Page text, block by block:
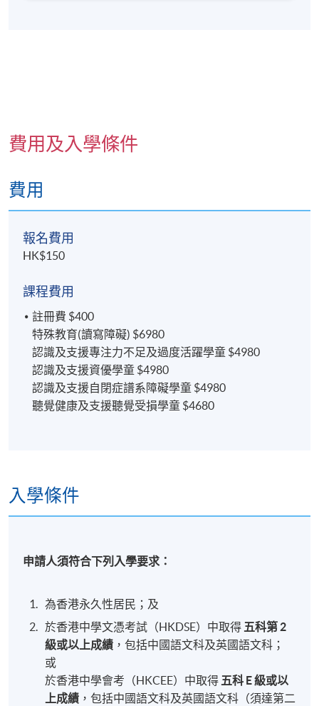
費用及入學條件
費用
報名費用
HK$150
課程費用
註冊費 $400
特殊教育(讀寫障礙) $6980
認識及支援專注力不足及過度活躍學童 $4980
認識及支援資優學童 $4980
認識及支援自閉症譜系障礙學童 $4980
聽覺健康及支援聽覺受損學童 $4680
入學條件
申請人須符合下列入學要求：
為香港永久性居民；及
於香港中學文憑考試（HKDSE）中取得 五科第 2
級或以上成績 ，包括中國語文科及英國語文科；
或
於香港中學會考（HKCEE）中取得 五科 E 級或以
上成績 ，包括中國語文科及英國語文科（須達第二